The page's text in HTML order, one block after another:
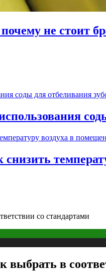
не стоит
со стандартами
выбрать в